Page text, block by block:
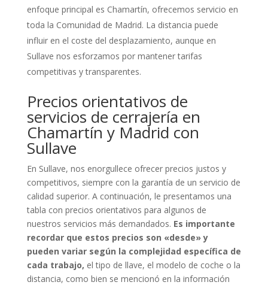
enfoque principal es Chamartín, ofrecemos servicio en
toda la Comunidad de Madrid. La distancia puede
influir en el coste del desplazamiento, aunque en
Sullave nos esforzamos por mantener tarifas
competitivas y transparentes.
Precios orientativos de
servicios de cerrajería en
Chamartín y Madrid con
Sullave
En Sullave, nos enorgullece ofrecer precios justos y
competitivos, siempre con la garantía de un servicio de
calidad superior. A continuación, le presentamos una
tabla con precios orientativos para algunos de
nuestros servicios más demandados. Es importante
recordar que estos precios son «desde» y
pueden variar según la complejidad específica de
cada trabajo, el tipo de llave, el modelo de coche o la
distancia, como bien se mencionó en la información